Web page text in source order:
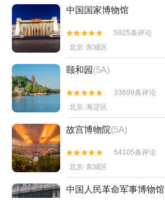
中国国家博物馆


5925条评论
北京·东城区
颐和园(5A)


33699条评论
北京·海淀区
故宫博物院(5A)


54105条评论
北京·东城区
中国人民革命军事博物馆